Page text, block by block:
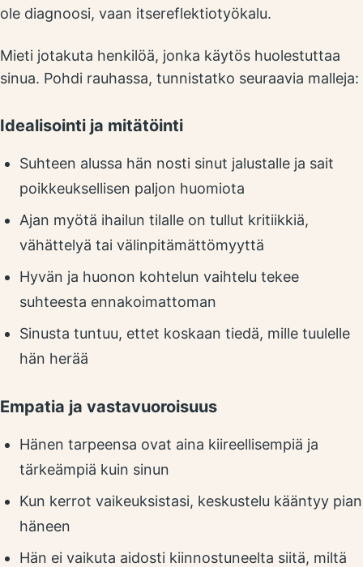
ole diagnoosi, vaan itsereflektiotyökalu.
Mieti jotakuta henkilöä, jonka käytös huolestuttaa
sinua. Pohdi rauhassa, tunnistatko seuraavia malleja:
Idealisointi ja mitätöinti
Suhteen alussa hän nosti sinut jalustalle ja sait
poikkeuksellisen paljon huomiota
Ajan myötä ihailun tilalle on tullut kritiikkiä,
vähättelyä tai välinpitämättömyyttä
Hyvän ja huonon kohtelun vaihtelu tekee
suhteesta ennakoimattoman
Sinusta tuntuu, ettet koskaan tiedä, mille tuulelle
hän herää
Empatia ja vastavuoroisuus
Hänen tarpeensa ovat aina kiireellisempiä ja
tärkeämpiä kuin sinun
Kun kerrot vaikeuksistasi, keskustelu kääntyy pian
häneen
Hän ei vaikuta aidosti kiinnostuneelta siitä, miltä